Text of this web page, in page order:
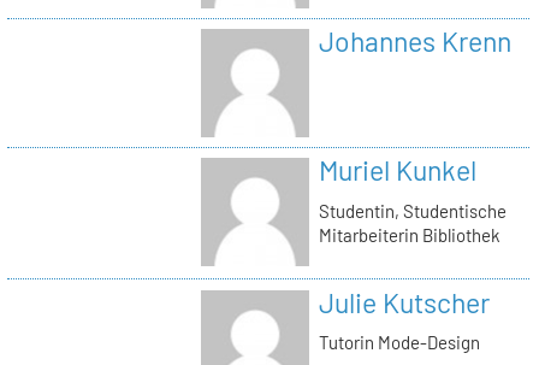
Johannes Krenn
Muriel Kunkel
Studentin, Studentische
Mitarbeiterin Bibliothek
Julie Kutscher
Tutorin Mode-Design